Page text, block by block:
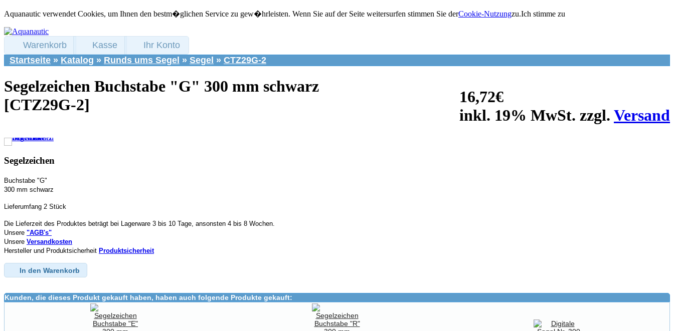
Aquanautic verwendet Cookies, um Ihnen den bestm�glichen Service zu gew�hrleisten. Wenn Sie auf der Seite weitersurfen stimmen Sie derCookie-Nutzungzu.Ich stimme zu
Warenkorb Kasse
Ihr Konto
Startseite » Katalog » Runds ums Segel » Segel » CTZ29G-2
16,72€
inkl. 19% MwSt. zzgl. Versand
Segelzeichen Buchstabe "G" 300 mm schwarz
[CTZ29G-2]
Segelzeichen
Buchstabe "G"
300 mm schwarz
Lieferumfang 2 Stück
Die Lieferzeit des Produktes beträgt bei Lagerware 3 bis 10 Tage, ansonsten 4 bis 8 Wochen.
Unsere "AGB's"
Unsere Versandkosten
Hersteller und Produktsicherheit Produktsicherheit
In den Warenkorb
Kunden, die dieses Produkt gekauft haben, haben auch folgende Produkte gekauft: